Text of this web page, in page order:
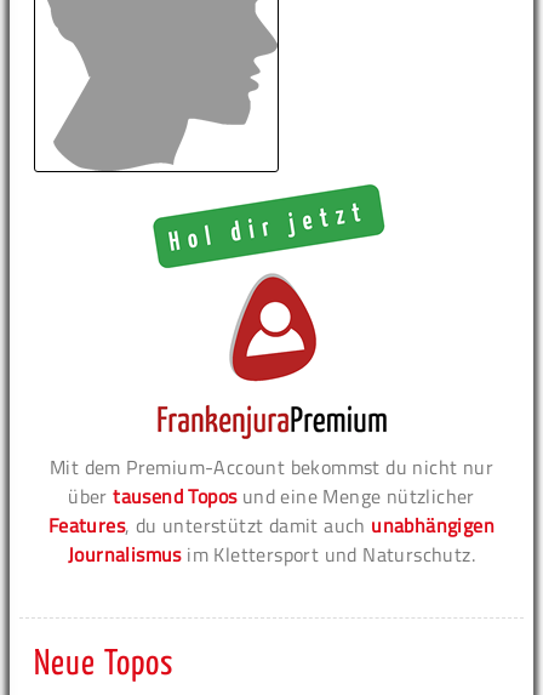
Mit dem Premium-Account bekommst du nicht nur
übertausend Toposund eine Menge nützlicher
Features, du unterstützt damit auch unabhängigen
Journalismusim Klettersport und Naturschutz.
Neue Topos